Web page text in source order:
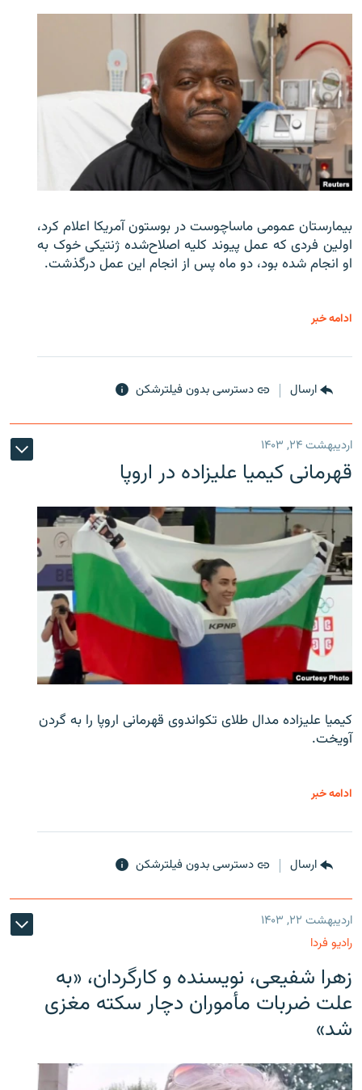
بیمارستان عمومی ماساچوست در بوستون آمریکا اعلام کرد،
اولین فردی که عمل پیوند کلیه اصلاح‌شده ژنتیکی خوک به
او انجام شده بود، دو ماه پس از انجام این عمل درگذشت.
ادامه خبر
ارسال دسترسی بدون فیلترشکن
اردیبهشت ۲۴, ۱۴۰۳
قهرمانی کیمیا علیزاده در اروپا
کیمیا علیزاده مدال طلای تکواندوی قهرمانی اروپا را به گردن
آویخت.
ادامه خبر
ارسال دسترسی بدون فیلترشکن
اردیبهشت ۲۲, ۱۴۰۳
رادیو فردا
زهرا شفیعی، نویسنده و کارگردان، «به
علت ضربات مأموران دچار سکته مغزی
شد»